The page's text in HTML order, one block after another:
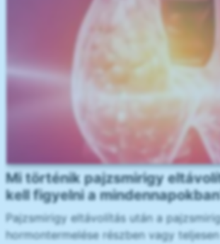
Mi történik pajzsmirigy
kell figyelni a
Pajzsmirigy eltávolítás után a
hormontermelése részben vagy teljesen